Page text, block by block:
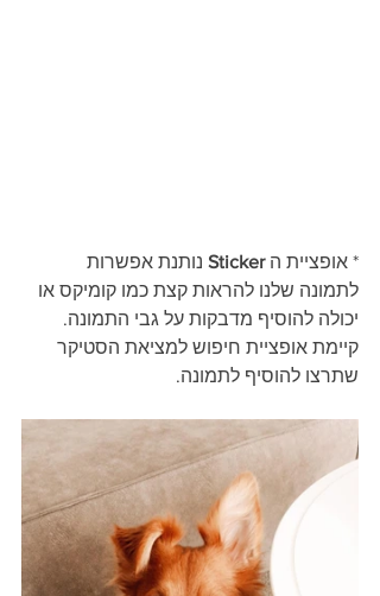
* אופציית ה Sticker נותנת אפשרות
לתמונה שלנו להראות קצת כמו קומיקס או
יכולה להוסיף מדבקות על גבי התמונה.
קיימת אופציית חיפוש למציאת הסטיקר
שתרצו להוסיף לתמונה.